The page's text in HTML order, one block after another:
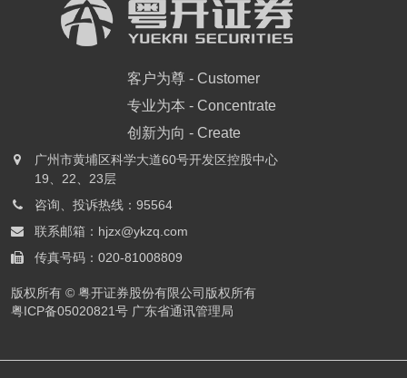
客户为尊 - Customer
专业为本 - Concentrate
创新为向 - Create

广州市黄埔区科学大道60号开发区控股中心
19、22、23层
 咨询、投诉热线：95564
 联系邮箱：hjzx@ykzq.com
 传真号码：020-81008809
版权所有 © 粤开证券股份有限公司版权所有
粤ICP备05020821号 广东省通讯管理局